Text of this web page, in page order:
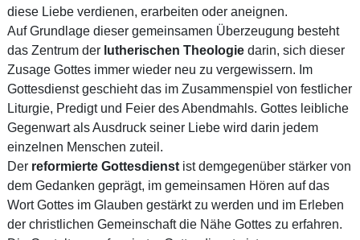
diese Liebe verdienen, erarbeiten oder aneignen.
Auf Grundlage dieser gemeinsamen Überzeugung besteht
das Zentrum der lutherischen Theologiedarin, sich dieser
Zusage Gottes immer wieder neu zu vergewissern. Im
Gottesdienst geschieht das im Zusammenspiel von festlicher
Liturgie, Predigt und Feier des Abendmahls. Gottes leibliche
Gegenwart als Ausdruck seiner Liebe wird darin jedem
einzelnen Menschen zuteil.
Der reformierte Gottesdienst ist demgegenüber stärker von
dem Gedanken geprägt, im gemeinsamen Hören auf das
Wort Gottes im Glauben gestärkt zu werden und im Erleben
der christlichen Gemeinschaft die Nähe Gottes zu erfahren.